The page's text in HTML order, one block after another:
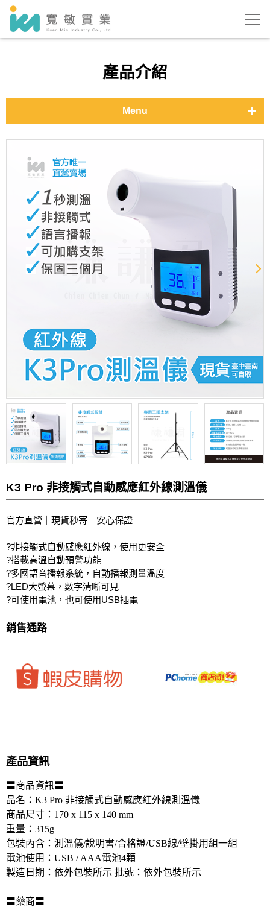
產品介紹
Menu
醫用口罩-基本色
醫用口罩-時尚色
醫用口罩-特殊花色
防護用品
測溫儀
K3 Pro 非接觸式自動感應紅外線測溫儀
官方直營｜現貨秒寄｜安心保證
?非接觸式自動感應紅外線，使用更安全
?搭載高溫自動預警功能
?多國語音播報系統，自動播報測量溫度
?LED大螢幕，數字清晰可見
?可使用電池，也可使用USB插電
銷售通路
產品資訊
〓商品資訊〓
品名：K3 Pro 非接觸式自動感應紅外線測溫儀
商品尺寸：170 x 115 x 140 mm
重量：315g
包裝內含：測溫儀/說明書/合格證/USB線/壁掛用組一組
電池使用：USB / AAA電池4顆
製造日期：依外包裝所示 批號：依外包裝所示
〓藥商〓